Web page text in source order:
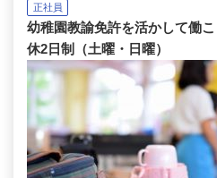
正社員
幼稚園教諭免許を活かして働
休2日制（土曜・日曜）